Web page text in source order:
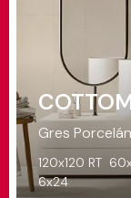
Gres
120x120 RT
6x24